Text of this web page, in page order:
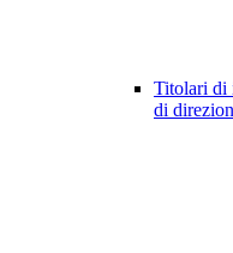
Titolari di
di